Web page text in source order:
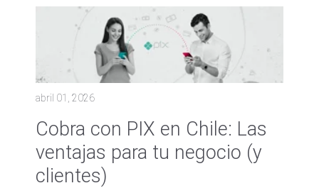
abril 01, 2026
Cobra con PIX en Chile: Las
ventajas para tu negocio (y
clientes)